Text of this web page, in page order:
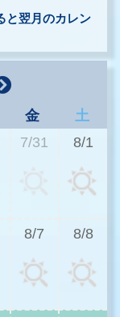
と翌月のカレン
金
土
7/31 8/1
8/7 8/8